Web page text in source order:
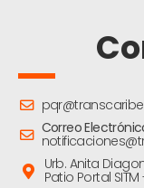
Correo
Urb. Anita
Patio Portal